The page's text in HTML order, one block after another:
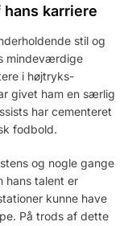
karriere
stil og
mindeværdige
i højtryks-
givet ham en særlig
har cementeret
fodbold.
og nogle gange
hans talent er
kunne have
På trods af dette